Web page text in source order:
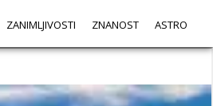
ZANIMLJIVOSTI ZNANOST ASTRO